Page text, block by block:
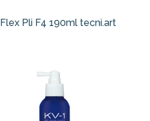
Flex Pli F4 190ml tecni.art